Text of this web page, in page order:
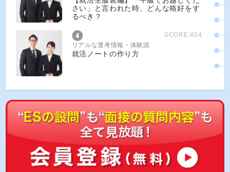
さい」と言われた時、どんな格好をす
るべき？
SCORE:404
リアルな選考情報・体験談
就活ノートの作り方